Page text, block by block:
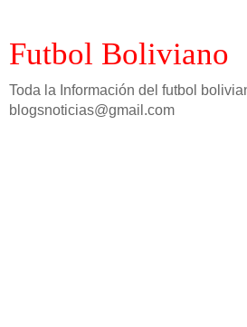
Futbol Boliviano
Toda la Información del futbol
blogsnoticias@gmail.com